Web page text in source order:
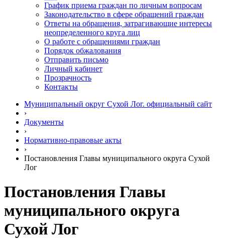
График приема граждан по личным вопросам
Законодательство в сфере обращений граждан
Ответы на обращения, затрагивающие интересы
неопределенного круга лиц
О работе с обращениями граждан
Порядок обжалования
Отправить письмо
Личный кабинет
Прозрачность
Контакты
Муниципальный округ Сухой Лог. официальный сайт
›
Документы
›
Нормативно-правовые акты
›
Постановления Главы муниципального округа Сухой
Лог
Постановления Главы
муниципального округа
Сухой Лог